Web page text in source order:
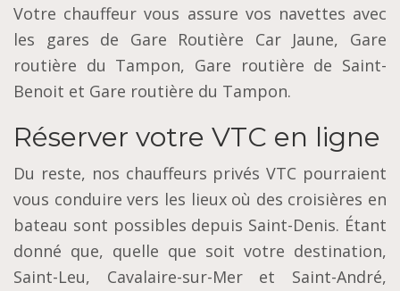
Votre chauffeur vous assure vos navettes avec
les gares de Gare Routière Car Jaune, Gare
routière du Tampon, Gare routière de Saint-
Benoit et Gare routière du Tampon.
Réserver votre VTC en ligne
Du reste, nos chauffeurs privés VTC pourraient
vous conduire vers les lieux où des croisières en
bateau sont possibles depuis Saint-Denis. Étant
donné que, quelle que soit votre destination,
Saint-Leu, Cavalaire-sur-Mer et Saint-André,